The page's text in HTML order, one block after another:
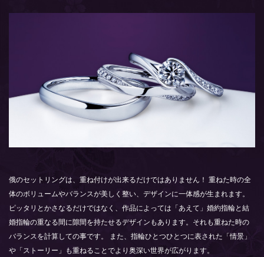
俄のセットリングは、重ね付けが出来るだけではありません！ 重ねた時の全
体のボリュームやバランスが美しく整い、デザインに一体感が生まれます。
ピッタリとかさなるだけではなく、作品によっては「あえて」婚約指輪と結
婚指輪の重なる間に隙間を持たせるデザインもあります。それも重ねた時の
バランスを計算しての事です。 また、指輪ひとつひとつに表された「情景」
や「ストーリー」も重ねることでより奥深い世界が広がります。